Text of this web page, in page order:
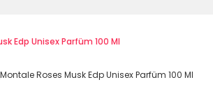
Edp Unisex Parfüm 100 Ml